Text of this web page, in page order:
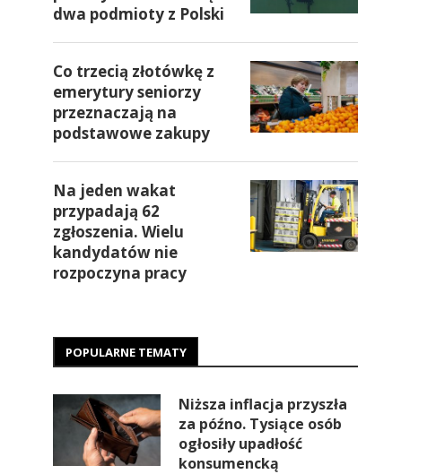
dwa podmioty z Polski
Co trzecią złotówkę z
emerytury seniorzy
przeznaczają na
podstawowe zakupy
Na jeden wakat
przypadają 62
zgłoszenia. Wielu
kandydatów nie
rozpoczyna pracy
POPULARNE TEMATY
Niższa inflacja przyszła
za późno. Tysiące osób
ogłosiły upadłość
konsumencką